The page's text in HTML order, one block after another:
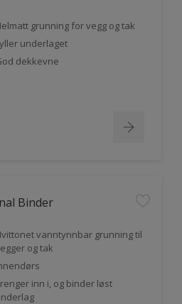
grunning for vegg og tak
underlaget
dekkevne
Binder
vanntynnbar grunning til
og tak
inn i, og binder løst